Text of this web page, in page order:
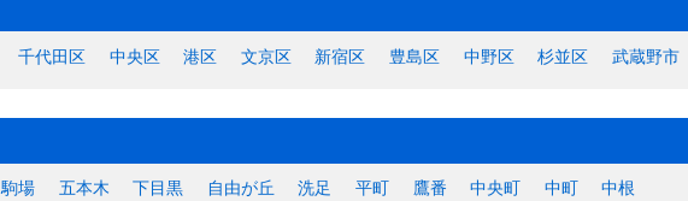
千代田区 中央区 港区 文京区 新宿区 豊島区 中野区 杉並区 武蔵野市
駒場 五本木 下目黒 自由が丘 洗足 平町 鷹番 中央町 中町
中根